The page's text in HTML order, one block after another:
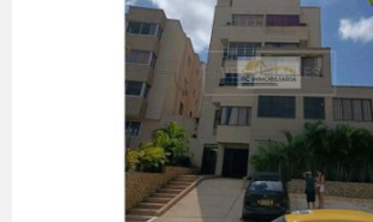
VER DETALLES